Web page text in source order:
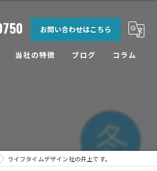
お問い合わせはこちら
当社の特徴
工務店
ブログ コラム
ライフタイムデザイン社の井上です。